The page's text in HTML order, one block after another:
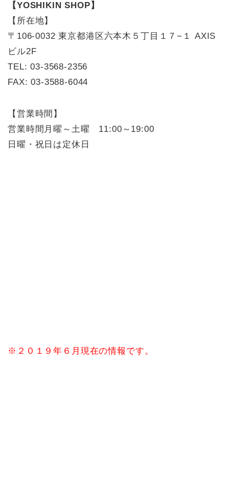
【YOSHIKIN SHOP】
【所在地】
〒106-0032 東京都港区六本木５丁目１７−１ AXIS
ビル2F
TEL: 03-3568-2356
FAX: 03-3588-6044
【営業時間】
営業時間月曜～土曜 11:00～19:00
日曜・祝日は定休日
※２０１９年６月現在の情報です。